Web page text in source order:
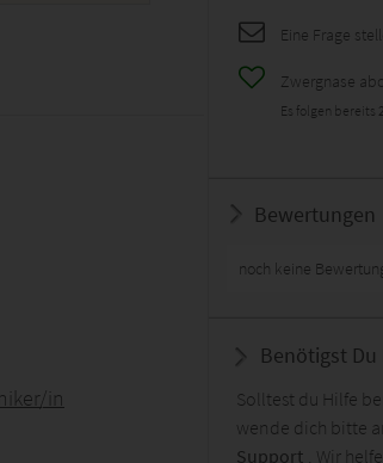
in
Eine Frage
Zwergnase
Es folgen bereits 2
Bewertungen
noch keine
Benötigst Du
Solltest du Hilfe
wende dich bitte
Support . Wir